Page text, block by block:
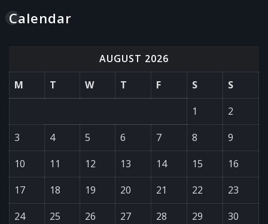
Calendar
AUGUST 2026
M
T W T F S
S
1
2
3
4 5 6 7 8
9
10
11 12 13 14 15
16
17
18 19 20 21 22
23
24
25 26 27 28 29
30